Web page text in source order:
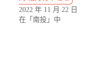
2022 年 11 月 22 日
在「南投」中